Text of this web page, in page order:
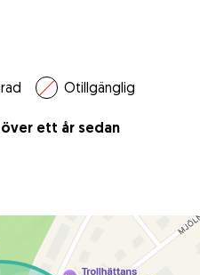
Otillgänglig
ett år sedan